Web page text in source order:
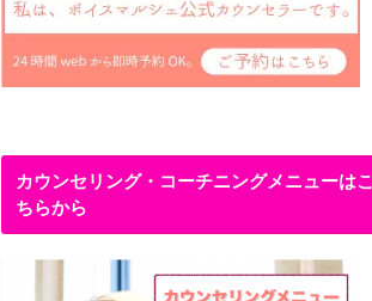
カウンセリング・コーチニングメニューはこ
ちらから